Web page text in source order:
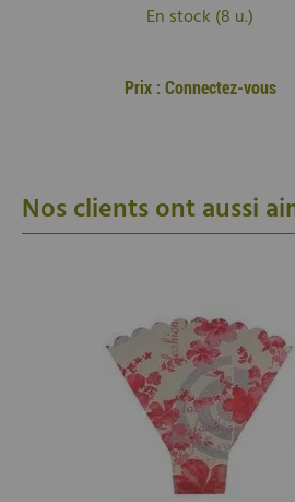
En stock (8 u.)
Prix : Connectez-vous
Nos clients ont aussi